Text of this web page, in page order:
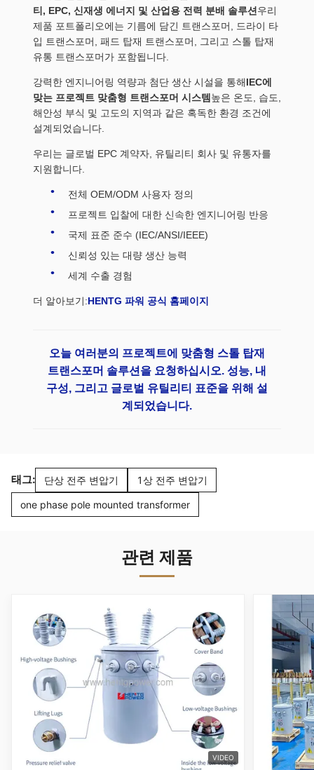
티, EPC, 신재생 에너지 및 산업용 전력 분배 솔루션우리
제품 포트폴리오에는 기름에 담긴 트랜스포머, 드라이 타
입 트랜스포머, 패드 탑재 트랜스포머, 그리고 스톨 탑재
유통 트랜스포머가 포함됩니다.
강력한 엔지니어링 역량과 첨단 생산 시설을 통해IEC에
맞는 프로젝트 맞춤형 트랜스포머 시스템높은 온도, 습도,
해안성 부식 및 고도의 지역과 같은 혹독한 환경 조건에
설계되었습니다.
우리는 글로벌 EPC 계약자, 유틸리티 회사 및 유통자를
지원합니다.
전체 OEM/ODM 사용자 정의
프로젝트 입찰에 대한 신속한 엔지니어링 반응
국제 표준 준수 (IEC/ANSI/IEEE)
신뢰성 있는 대량 생산 능력
세계 수출 경험
더 알아보기:HENTG 파워 공식 홈페이지
오늘 여러분의 프로젝트에 맞춤형 스톨 탑재
트랜스포머 솔루션을 요청하십시오. 성능, 내
구성, 그리고 글로벌 유틸리티 표준을 위해 설
계되었습니다.
태그: 단상 전주 변압기 1상 전주 변압기
one phase pole mounted transformer
관련 제품
VIDEO